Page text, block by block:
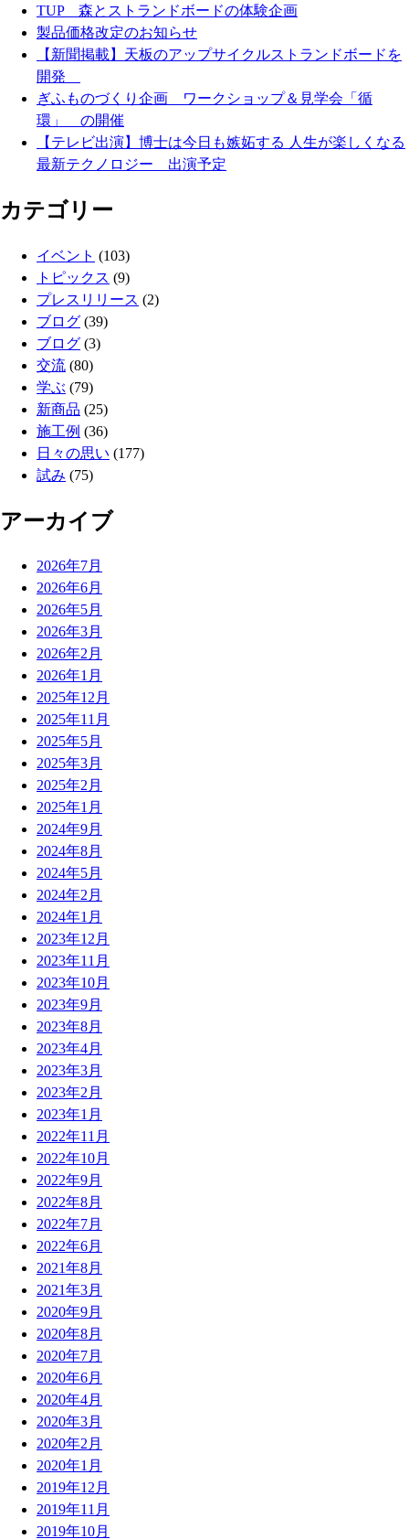
TUP 森とストランドボードの体験企画
製品価格改定のお知らせ
【新聞掲載】天板のアップサイクルストランドボードを
開発
ぎふものづくり企画 ワークショップ＆見学会「循
環」 の開催
【テレビ出演】博士は今日も嫉妬する 人生が楽しくなる
最新テクノロジー 出演予定
カテゴリー
イベント (103)
トピックス (9)
プレスリリース (2)
ブログ (39)
ブログ (3)
交流 (80)
学ぶ (79)
新商品 (25)
施工例 (36)
日々の思い (177)
試み (75)
アーカイブ
2026年7月
2026年6月
2026年5月
2026年3月
2026年2月
2026年1月
2025年12月
2025年11月
2025年5月
2025年3月
2025年2月
2025年1月
2024年9月
2024年8月
2024年5月
2024年2月
2024年1月
2023年12月
2023年11月
2023年10月
2023年9月
2023年8月
2023年4月
2023年3月
2023年2月
2023年1月
2022年11月
2022年10月
2022年9月
2022年8月
2022年7月
2022年6月
2021年8月
2021年3月
2020年9月
2020年8月
2020年7月
2020年6月
2020年4月
2020年3月
2020年2月
2020年1月
2019年12月
2019年11月
2019年10月